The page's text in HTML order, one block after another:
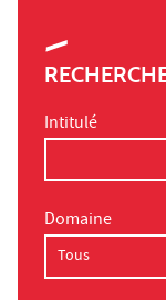
Intitulé
Domaine